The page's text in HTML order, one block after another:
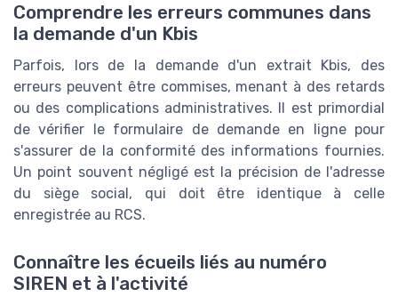
Comprendre les erreurs communes dans
la demande d'un Kbis
Parfois, lors de la demande d'un extrait Kbis, des
erreurs peuvent être commises, menant à des retards
ou des complications administratives. Il est primordial
de vérifier le formulaire de demande en ligne pour
s'assurer de la conformité des informations fournies.
Un point souvent négligé est la précision de l'adresse
du siège social, qui doit être identique à celle
enregistrée au RCS.
Connaître les écueils liés au numéro
SIREN et à l'activité